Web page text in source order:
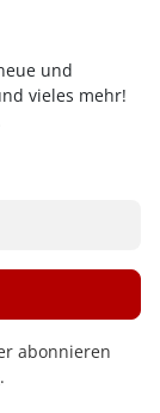
und
vieles mehr!
abonnieren
.